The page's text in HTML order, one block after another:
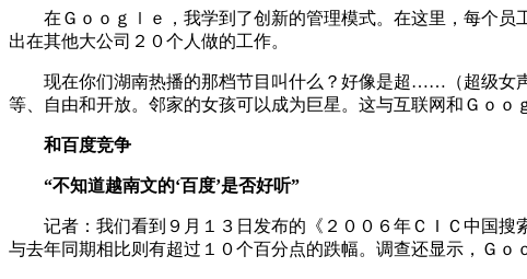
在Ｇｏｏｇｌｅ，我学到了创新的管理模式。在这里，每个员
出在其他大公司２０个人做的工作。
现在你们湖南热播的那档节目叫什么？好像是超……（超级女声
等、自由和开放。邻家的女孩可以成为巨星。这与互联网和Ｇｏｏ
和百度竞争
“不知道越南文的‘百度’是否好听”
记者：我们看到９月１３日发布的《２００６年ＣＩＣ中国搜
与去年同期相比则有超过１０个百分点的跌幅。调查还显示，Ｇ